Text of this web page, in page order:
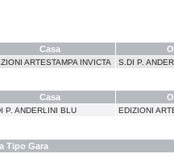
Casa
ARTESTAMPA INVICTA S.DI P.
Casa
P. ANDERLINI BLU EDIZIONI
Tipo Gara